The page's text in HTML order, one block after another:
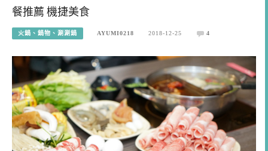
餐推薦 機捷美食
火鍋、鍋物、涮涮鍋 AYUMI0218 2018-12-25 4